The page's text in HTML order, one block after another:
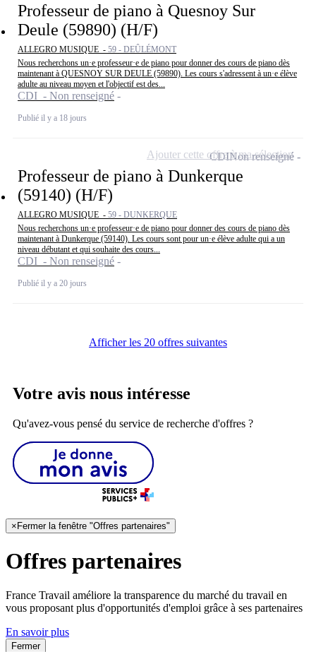
Professeur de piano à Quesnoy Sur
Deule (59890) (H/F)
ALLEGRO MUSIQUE - 59 - DEÛLÉMONT
Nous recherchons un·e professeur·e de piano pour donner des cours de piano dès
maintenant à QUESNOY SUR DEULE (59890). Les cours s'adressent à un·e élève
adulte au niveau moyen et l'objectif est des...
CDI - Non renseigné
Publié il y a 18 jours
Professeur de piano à Dunkerque
(59140) (H/F)
ALLEGRO MUSIQUE - 59 - DUNKERQUE
Nous recherchons un·e professeur·e de piano pour donner des cours de piano dès
maintenant à Dunkerque (59140). Les cours sont pour un·e élève adulte qui a un
niveau débutant et qui souhaite des cours...
CDI - Non renseigné
Publié il y a 20 jours
CDINon renseigné
Ajouter cette offre à ma sélection
Afficher les 20 offres suivantes
Votre avis nous intéresse
Qu'avez-vous pensé du service de recherche d'offres ?
×Fermer la fenêtre "Offres partenaires"
Offres partenaires
France Travail améliore la transparence du marché du travail en
vous proposant plus d'opportunités d'emploi grâce à ses partenaires
En savoir plus
Fermer